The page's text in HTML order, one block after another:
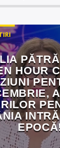
HOUR